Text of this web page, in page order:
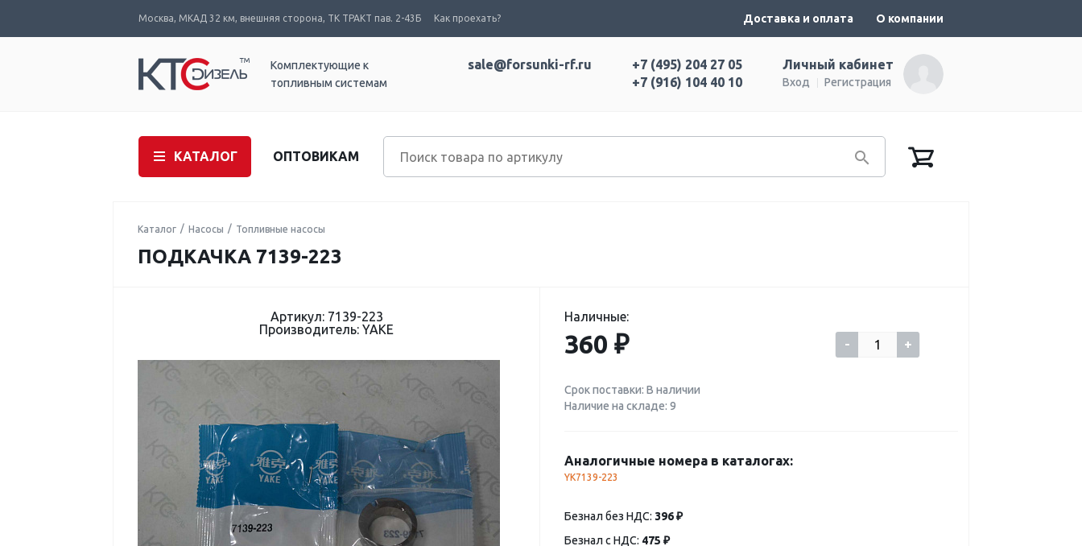
Москва, МКАД 32 км, внешняя сторона, ТК ТРАКТ пав. 2-43Б Как проехать? Доставка и оплата О компании
Комплектующие к
топливным системам
Личный кабинет
Вход Регистрация
+7 (495) 204 27 05
+7 (916) 104 40 10
sale@forsunki-rf.ru
КАТАЛОГ ОПТОВИКАМ
Каталог Насосы Топливные насосы
ПОДКАЧКА 7139-223
Артикул: 7139-223
Производитель: YAKE
Наличные:
360 ₽ - +
Срок поставки: В наличии
Наличие на складе: 9
Аналогичные номера в каталогах:
YK7139-223
Безнал без НДС: 396 ₽
Безнал с НДС: 475 ₽